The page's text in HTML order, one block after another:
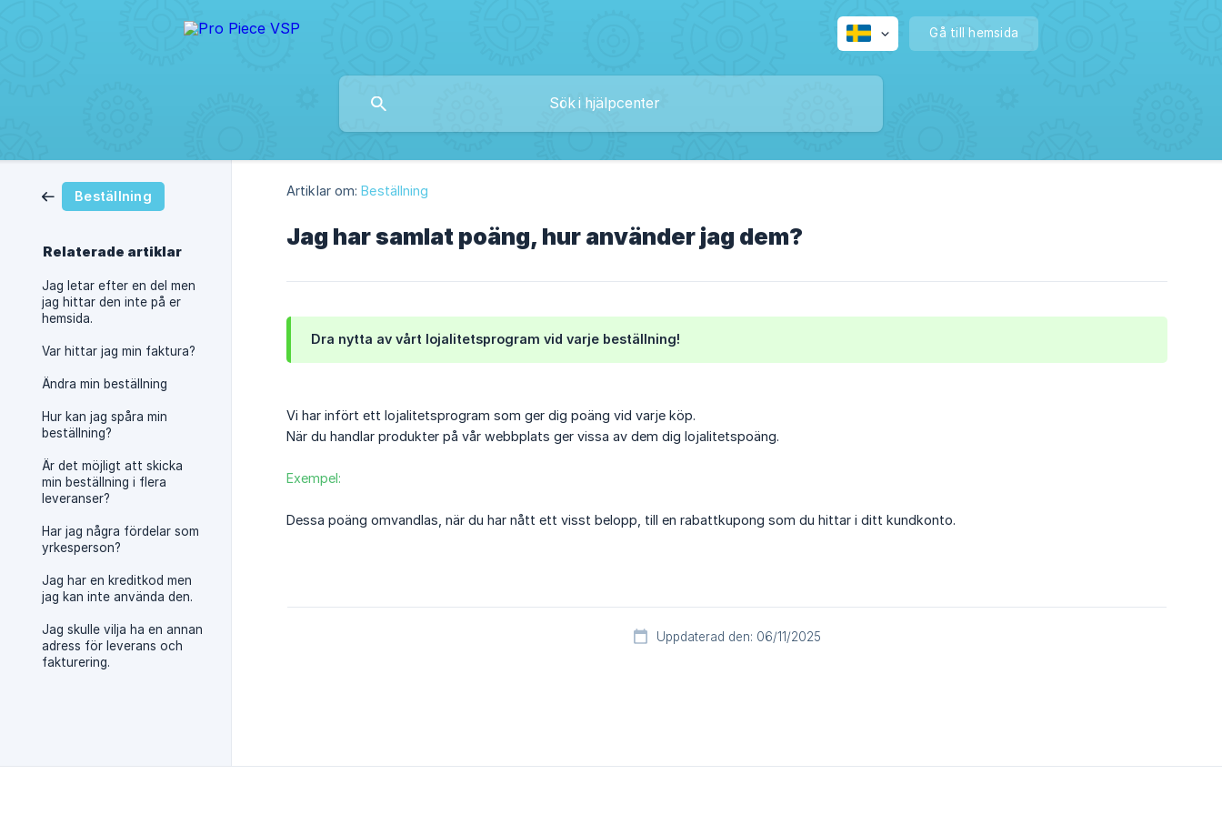
Gå till hemsida
Beställning
Relaterade artiklar
Jag letar efter en del men
jag hittar den inte på er
hemsida.
Var hittar jag min faktura?
Ändra min beställning
Hur kan jag spåra min
beställning?
Är det möjligt att skicka
min beställning i flera
leveranser?
Har jag några fördelar som
yrkesperson?
Jag har en kreditkod men
jag kan inte använda den.
Jag skulle vilja ha en annan
adress för leverans och
fakturering.
Artiklar om: Beställning
Jag har samlat poäng, hur använder jag dem?
Dra nytta av vårt lojalitetsprogram vid varje beställning!
Vi har infört ett lojalitetsprogram som ger dig poäng vid varje köp.
När du handlar produkter på vår webbplats ger vissa av dem dig lojalitetspoäng.
Exempel:
Dessa poäng omvandlas, när du har nått ett visst belopp, till en rabattkupong som du hittar i ditt kundkonto.
Uppdaterad den: 06/11/2025